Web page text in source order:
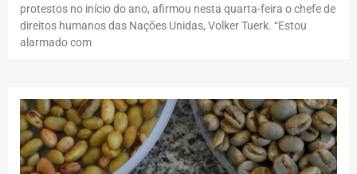
protestos no início do ano, afirmou nesta quarta-feira o chefe de
direitos humanos das Nações Unidas, Volker Tuerk. “Estou
alarmado com